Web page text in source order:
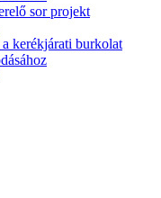
sor projekt
kerékjárati burkolat